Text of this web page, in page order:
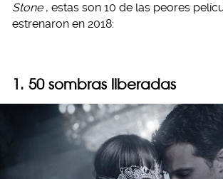
Stone , estas son 10 de las peores
estrenaron en 2018:
1. 50 sombras liberadas